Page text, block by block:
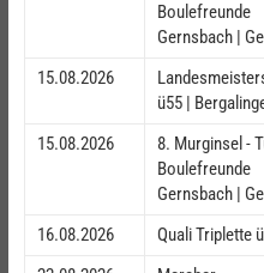
Boulefreunde
Gernsbach |
15.08.2026
ü55 |
15.08.2026
8. Murginsel -
Boulefreunde
Gernsbach |
16.08.2026
Quali Triplette